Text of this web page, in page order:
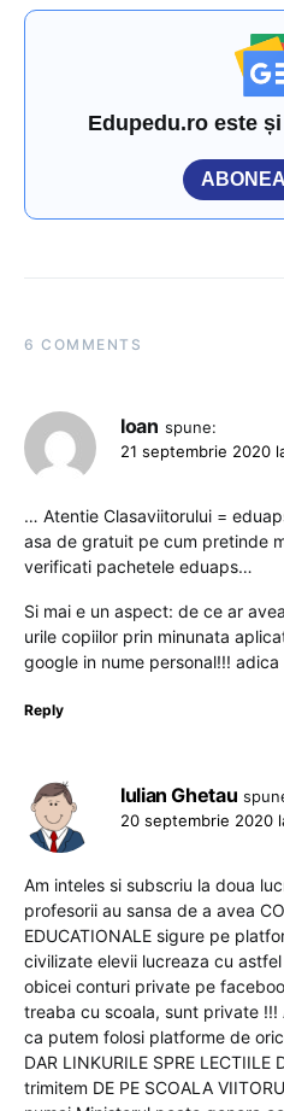
Edupedu.ro este
6 COMMENTS
Ioan spune:
21 septembrie 2020
… Atentie Clasaviitorului =
asa de gratuit pe cum pretinde
verificati pachetele eduaps…
Si mai e un aspect: de ce ar
urile copiilor prin minunata
google in nume personal!!!
Reply
Iulian Ghetau
20 septembrie 2020
Am inteles si subscriu la doua
profesorii au sansa de a avea
EDUCATIONALE sigure pe
civilizate elevii lucreaza cu
obicei conturi private pe
treaba cu scoala, sunt private
ca putem folosi platforme de
DAR LINKURILE SPRE LECTIILE
trimitem DE PE SCOALA